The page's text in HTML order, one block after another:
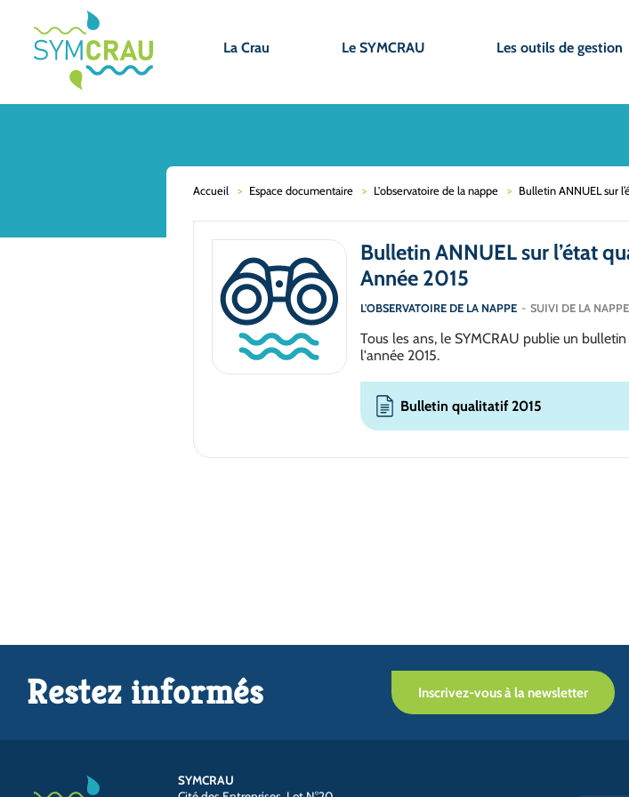
La Crau Le SYMCRAU Les outils de gestion
Accueil Espace documentaire L'observatoire de la nappe Bulletin ANNUEL sur
Bulletin ANNUEL sur l’état
Année 2015
L'OBSERVATOIRE DE LA NAPPE SUIVI DE LA NAPPE
Tous les ans, le SYMCRAU publie un
l'année 2015.
Bulletin qualitatif 2015
Restez informés Inscrivez-vous à la newsletter
SYMCRAU